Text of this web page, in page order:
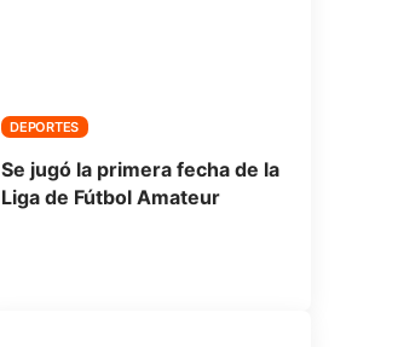
DEPORTES
Se jugó la primera fecha de la
Liga de Fútbol Amateur